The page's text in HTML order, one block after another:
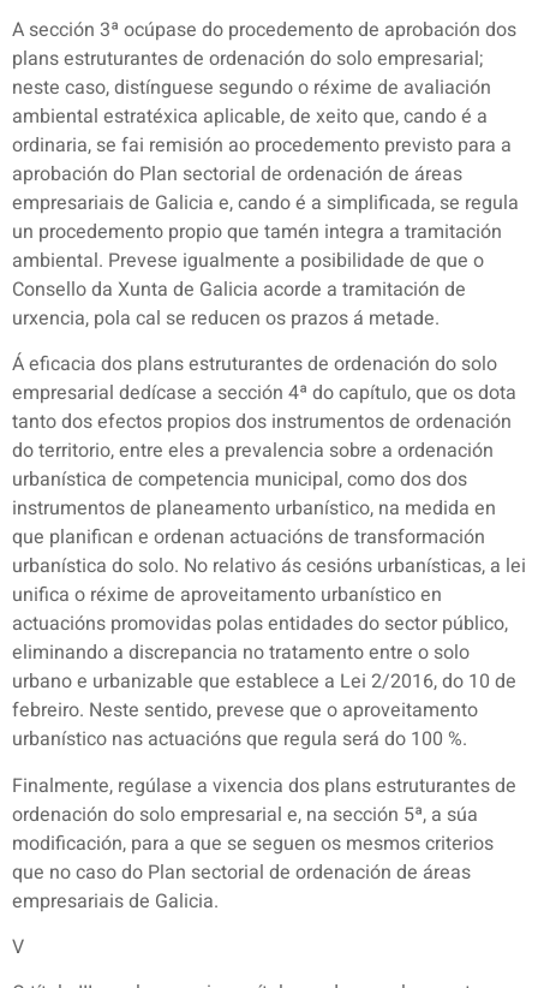
A sección 3ª ocúpase do procedemento de aprobación dos
plans estruturantes de ordenación do solo empresarial;
neste caso, distínguese segundo o réxime de avaliación
ambiental estratéxica aplicable, de xeito que, cando é a
ordinaria, se fai remisión ao procedemento previsto para a
aprobación do Plan sectorial de ordenación de áreas
empresariais de Galicia e, cando é a simplificada, se regula
un procedemento propio que tamén integra a tramitación
ambiental. Prevese igualmente a posibilidade de que o
Consello da Xunta de Galicia acorde a tramitación de
urxencia, pola cal se reducen os prazos á metade.
Á eficacia dos plans estruturantes de ordenación do solo
empresarial dedícase a sección 4ª do capítulo, que os dota
tanto dos efectos propios dos instrumentos de ordenación
do territorio, entre eles a prevalencia sobre a ordenación
urbanística de competencia municipal, como dos dos
instrumentos de planeamento urbanístico, na medida en
que planifican e ordenan actuacións de transformación
urbanística do solo. No relativo ás cesións urbanísticas, a lei
unifica o réxime de aproveitamento urbanístico en
actuacións promovidas polas entidades do sector público,
eliminando a discrepancia no tratamento entre o solo
urbano e urbanizable que establece a Lei 2/2016, do 10 de
febreiro. Neste sentido, prevese que o aproveitamento
urbanístico nas actuacións que regula será do 100 %.
Finalmente, regúlase a vixencia dos plans estruturantes de
ordenación do solo empresarial e, na sección 5ª, a súa
modificación, para a que se seguen os mesmos criterios
que no caso do Plan sectorial de ordenación de áreas
empresariais de Galicia.
V